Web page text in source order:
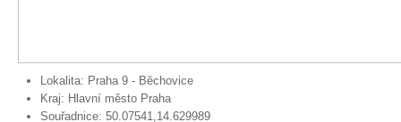
Lokalita: Praha 9 - Běchovice
Kraj: Hlavní město Praha
Souřadnice: 50.07541,14.629989